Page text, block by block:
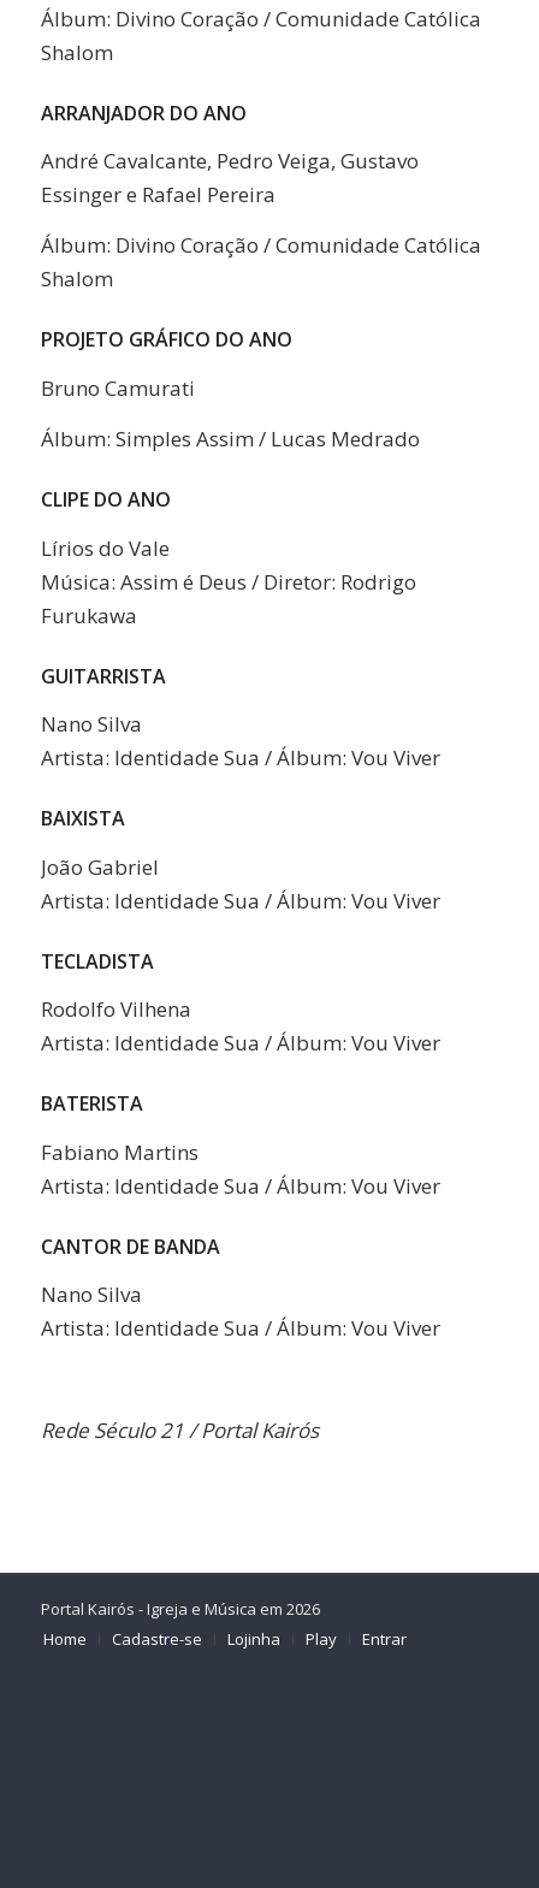
Álbum: Divino Coração / Comunidade Católica
Shalom
ARRANJADOR DO ANO
André Cavalcante, Pedro Veiga, Gustavo
Essinger e Rafael Pereira
Álbum: Divino Coração / Comunidade Católica
Shalom
PROJETO GRÁFICO DO ANO
Bruno Camurati
Álbum: Simples Assim / Lucas Medrado
CLIPE DO ANO
Lírios do Vale
Música: Assim é Deus / Diretor: Rodrigo
Furukawa
GUITARRISTA
Nano Silva
Artista: Identidade Sua / Álbum: Vou Viver
BAIXISTA
João Gabriel
Artista: Identidade Sua / Álbum: Vou Viver
TECLADISTA
Rodolfo Vilhena
Artista: Identidade Sua / Álbum: Vou Viver
BATERISTA
Fabiano Martins
Artista: Identidade Sua / Álbum: Vou Viver
CANTOR DE BANDA
Nano Silva
Artista: Identidade Sua / Álbum: Vou Viver
Rede Século 21 / Portal Kairós
Portal Kairós - Igreja e Música em 2026
Home
Cadastre-se Lojinha Play Entrar